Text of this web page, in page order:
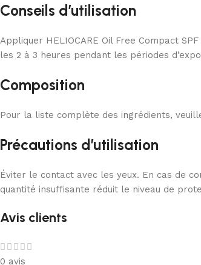
Conseils d’utilisation
Appliquer HELIOCARE Oil Free Compact
les 2 à 3 heures pendant les périodes
Composition
Pour la liste complète des ingrédients,
Précautions d’utilisation
Éviter le contact avec les yeux. En cas de
quantité insuffisante réduit le niveau de
Avis clients
0 avis